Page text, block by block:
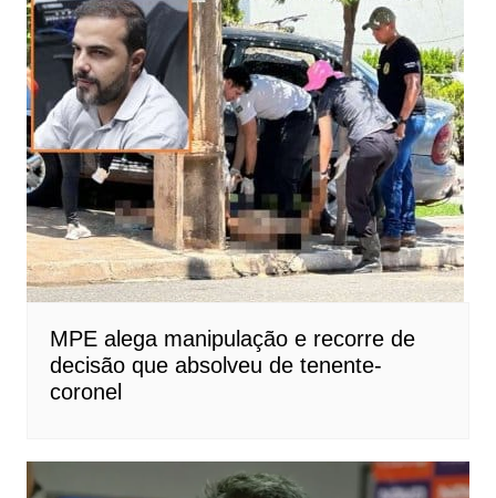
MPE alega manipulação e recorre de
decisão que absolveu de tenente-
coronel